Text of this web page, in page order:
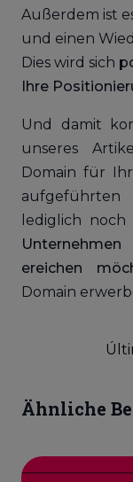
Außerdem ist
und einen
Dies wird sich
Ihre
Und damit
unseres
Domain für
aufgeführten
lediglich noch
ereichen
Domain
Ähnliche